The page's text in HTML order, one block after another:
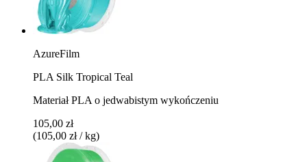
AzureFilm
PLA Silk Tropical Teal
Materiał PLA o jedwabistym wykończeniu
105,00 zł
(105,00 zł / kg)